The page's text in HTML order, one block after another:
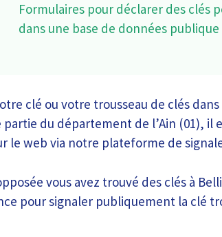
Formulaires pour déclarer des clés
dans une base de données
clé ou votre trousseau de clés
partie du département de l’Ain (01), il
le web via notre plateforme de
vous avez trouvé des clés à
pour signaler publiquement la clé